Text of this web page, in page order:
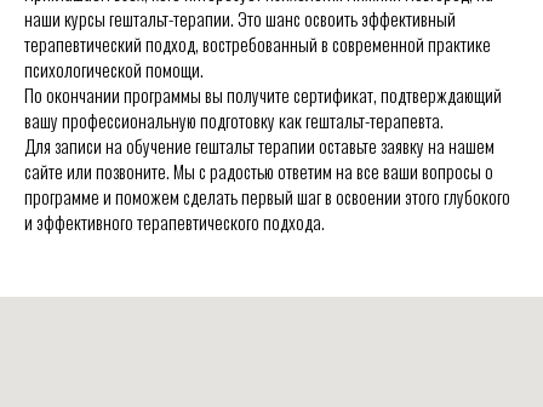
наши курсы гештальт-терапии. Это шанс освоить эффективный
терапевтический подход, востребованный в современной практике
психологической помощи.
По окончании программы вы получите сертификат, подтверждающий
вашу профессиональную подготовку как гештальт-терапевта.
Для записи на обучение гештальт терапии оставьте заявку на нашем
сайте или позвоните. Мы с радостью ответим на все ваши вопросы о
программе и поможем сделать первый шаг в освоении этого глубокого
и эффективного терапевтического подхода.